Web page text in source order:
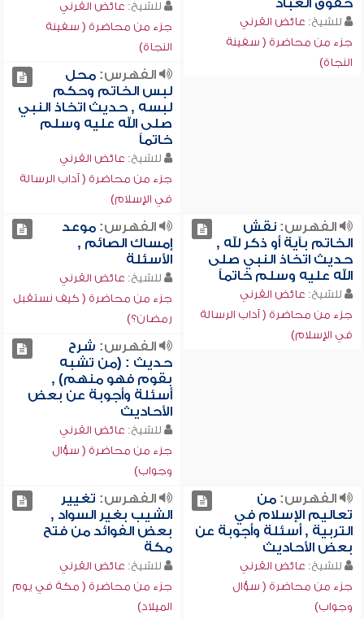
حقوق العباد
للشيخ: عائض القرني
جزء من محاضرة ( سفينة
النجاة)
للشيخ: عائض القرني
جزء من محاضرة ( سفينة
النجاة)
الفهرس:محل
لبس الخاتم وحكم
لبسه , حديث اتخاذ النبي
صلى الله عليه وسلم
خاتماً
للشيخ: عائض القرني
جزء من محاضرة ( آداب الرسالة
في الإسلام)
الفهرس:نقش
الخاتم بآية أو ذكر لله ,
حديث اتخاذ النبي صلى
الله عليه وسلم خاتماً
للشيخ: عائض القرني
جزء من محاضرة ( آداب الرسالة
في الإسلام)
الفهرس:موعد
إمساك الصائم ,
الأسئلة
للشيخ: عائض القرني
جزء من محاضرة ( كيف نستقبل
رمضان؟)
الفهرس: شرح
حديث : (من تشبه
بقوم فهو منهم) ,
أسئلة وأجوبة عن بعض
الأحاديث
للشيخ: عائض القرني
جزء من محاضرة ( سؤال
وجواب)
الفهرس:من
تعاليم الإسلام في
التربية , أسئلة وأجوبة عن
بعض الأحاديث
للشيخ: عائض القرني
جزء من محاضرة ( سؤال
وجواب)
الفهرس: تغيير
الشيب بغير السواد ,
بعض الفوائد من فتح
مكة
للشيخ: عائض القرني
جزء من محاضرة ( مكة في يوم
الميلاد)